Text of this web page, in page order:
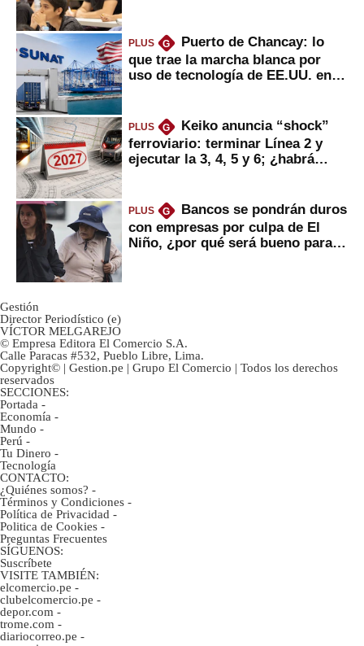
PLUS G
Puerto de Chancay: lo
que trae la marcha blanca por
uso de tecnología de EE.UU. en
PLUS G
Keiko anuncia “shock”
ferroviario: terminar Línea 2 y
ejecutar la 3, 4, 5 y 6; ¿habrá
PLUS G
Bancos se pondrán duros
con empresas por culpa de El
Niño, ¿por qué será bueno para
Gestión
Director Periodístico (e)
VÍCTOR MELGAREJO
© Empresa Editora El Comercio S.A.
Calle Paracas #532, Pueblo Libre, Lima.
Copyright© | Gestion.pe | Grupo El Comercio | Todos los derechos
reservados
SECCIONES:
Portada -
Economía -
Mundo -
Perú -
Tu Dinero -
Tecnología
CONTACTO:
¿Quiénes somos? -
Términos y Condiciones -
Política de Privacidad -
Politica de Cookies -
Preguntas Frecuentes
SÍGUENOS:
Suscríbete
VISITE TAMBIÉN:
elcomercio.pe -
clubelcomercio.pe -
depor.com -
trome.com -
diariocorreo.pe -